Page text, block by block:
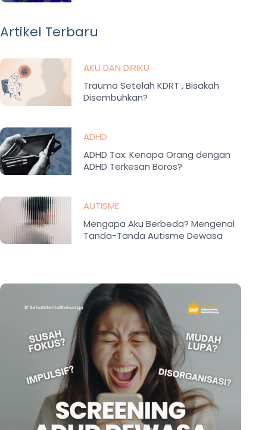
Artikel Terbaru
AKU DAN DIRIKU
Trauma Setelah KDRT , Bisakah
Disembuhkan?
ADHD
ADHD Tax: Kenapa Orang dengan
ADHD Terkesan Boros?
AUTISME
Mengapa Aku Berbeda? Mengenal
Tanda-Tanda Autisme Dewasa